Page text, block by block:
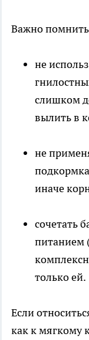
Важно
не
слишком
вылить в
не
иначе
сочетать
питанием
только ей.
Если
как к мягкому